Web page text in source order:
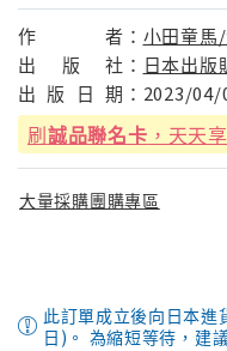
作 者： 小田童馬
出
版 社： 日本出版
出 版 日 期： 2023/04/
刷誠品聯名卡 ，天天
大量採購團購專區
此訂單成立後向日本
日)。 為縮短等待，建